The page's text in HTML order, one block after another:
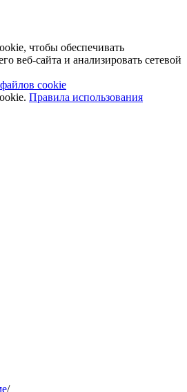
чтобы обеспечивать
веб-сайта и анализировать сетевой
cookie
Правила использования
/